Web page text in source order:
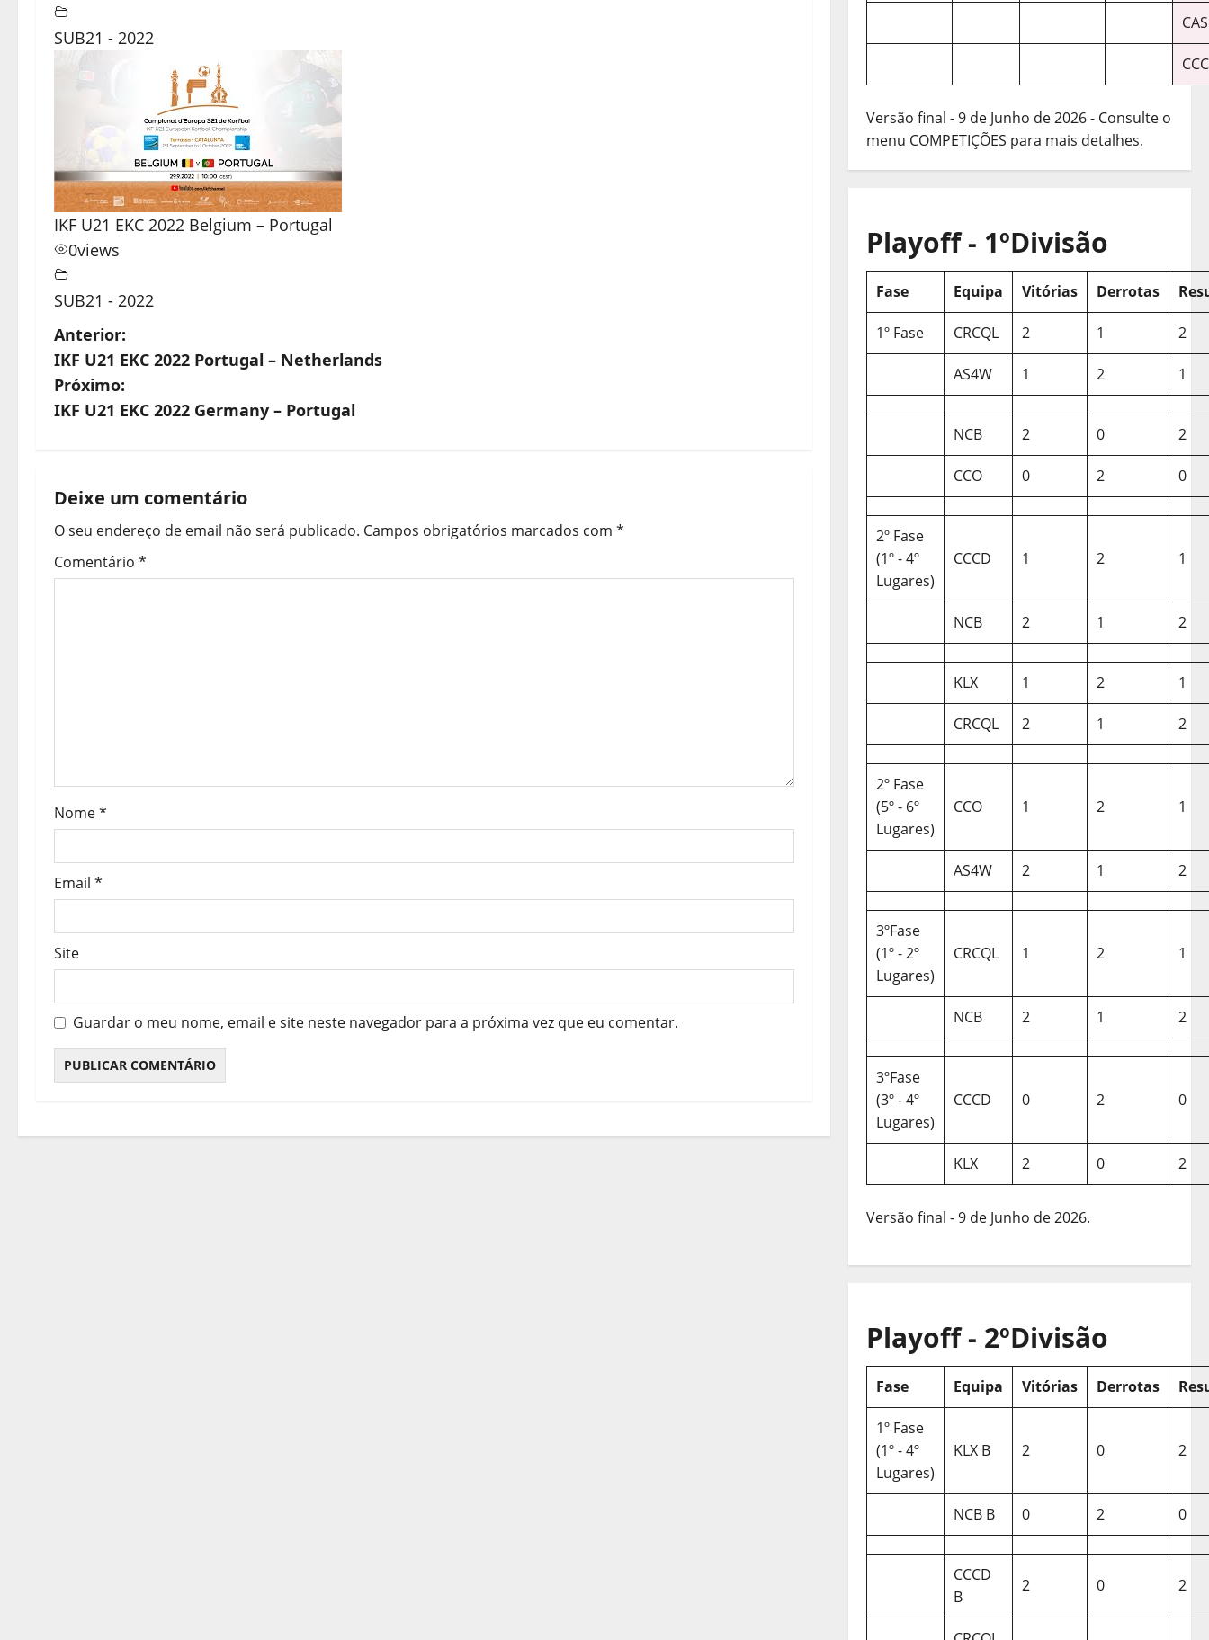
SUB21 - 2022
IKF U21 EKC 2022 Belgium – Portugal
0views
SUB21 - 2022
N
a
v
g
a
ç
r
t
i
g
o
s
Anterior:
IKF U21 EKC 2022 Portugal – Netherlands
Próximo:
IKF U21 EKC 2022 Germany – Portugal
Deixe um comentário
O seu endereço de email não será publicado. Campos obrigatórios marcados com *
Comentário *
Nome*
Email *
Site
Guardar o meu nome, email e site neste navegador para a próxima vez que eu comentar.
Versão final - 9 de Junho de 2026 - Consulte o
menu COMPETIÇÕES para mais detalhes.
Playoff - 1ºDivisão
Fase Equipa Vitórias Derrotas
1º Fase CRCQL 2 1 2
AS4W 1 2 1
NCB 2 0 2
CCO 0 2 0
2º Fase
(1º - 4º
Lugares)
CCCD 1 2 1
NCB 2 1 2
KLX 1 2 1
CRCQL 2 1 2
2º Fase
(5º - 6º
Lugares)
CCO 1 2 1
AS4W 2 1 2
3ºFase
(1º - 2º
Lugares)
CRCQL 1 2 1
NCB 2 1 2
3ºFase
(3º - 4º
Lugares)
CCCD 0 2 0
KLX 2 0 2
Versão final - 9 de Junho de 2026.
Playoff - 2ºDivisão
Fase Equipa Vitórias Derrotas
1º Fase
(1º - 4º
Lugares)
KLX B 2 0 2
NCB B 0 2 0
CCCD
B
2 0 2